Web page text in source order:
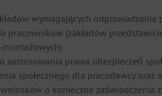
wymagających
pracowników (zakładów
zastosowania prawa ubezpieczeń
społecznego dla pracodawcy
wniosków o konieczne zaświadczenia